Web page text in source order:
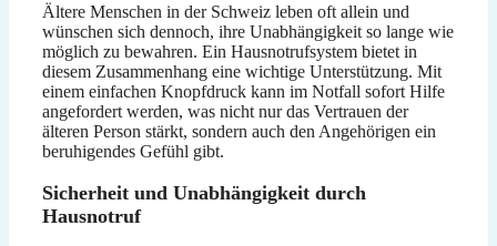
Ältere Menschen in der Schweiz leben oft allein und
wünschen sich dennoch, ihre Unabhängigkeit so lange wie
möglich zu bewahren. Ein Hausnotrufsystem bietet in
diesem Zusammenhang eine wichtige Unterstützung. Mit
einem einfachen Knopfdruck kann im Notfall sofort Hilfe
angefordert werden, was nicht nur das Vertrauen der
älteren Person stärkt, sondern auch den Angehörigen ein
beruhigendes Gefühl gibt.
Sicherheit und Unabhängigkeit durch
Hausnotruf